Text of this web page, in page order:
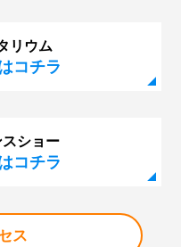
かなる大マゼラン雲」
にじのせかい」
館資料で見るノーベル賞
リウム
コチラ
ショー
コチラ
ス